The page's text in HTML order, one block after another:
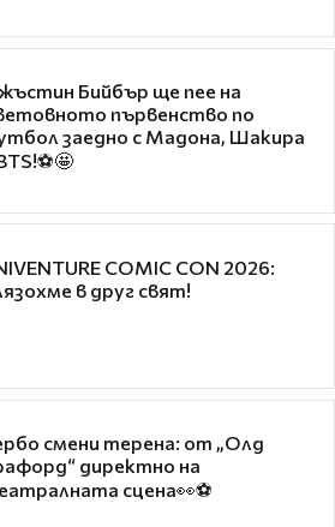
Бийбър ще пее на
първенство по
заедно с Мадона, Шакира
COMIC CON 2026:
в друг свят!
смени терена: от „Олд
директно на
сцена👀⚽